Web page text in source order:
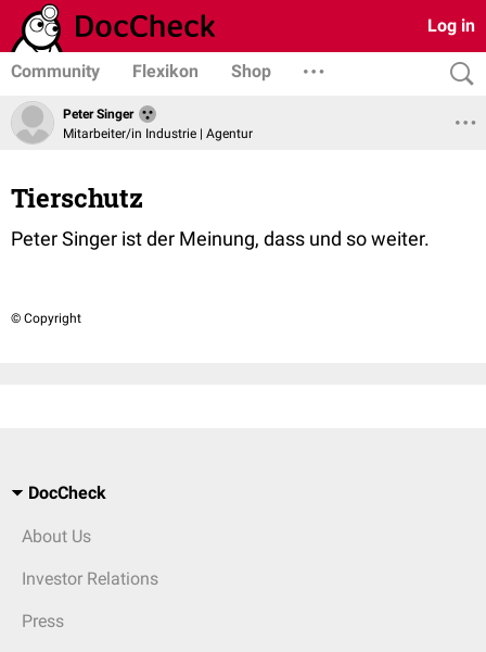
Log in
Community Flexikon Shop
Peter Singer
Mitarbeiter/in Industrie | Agentur
Tierschutz
Peter Singer ist der Meinung, dass und so weiter.
© Copyright
DocCheck
About Us
Investor Relations
Press